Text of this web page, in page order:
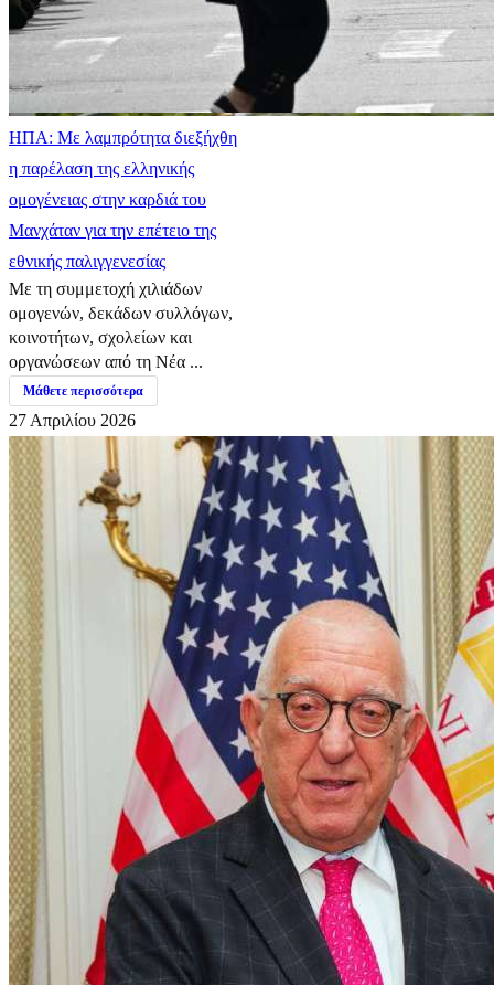
ΗΠΑ: Με λαμπρότητα διεξήχθη
η παρέλαση της ελληνικής
ομογένειας στην καρδιά του
Μανχάταν για την επέτειο της
εθνικής παλιγγενεσίας
Με τη συμμετοχή χιλιάδων
ομογενών, δεκάδων συλλόγων,
κοινοτήτων, σχολείων και
οργανώσεων από τη Νέα ...
Μάθετε περισσότερα
27 Απριλίου 2026